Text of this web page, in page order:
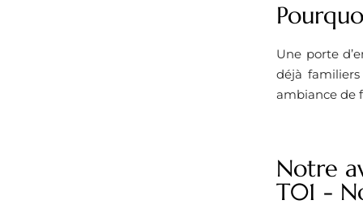
Une porte
déjà
ambiance de
Notre
T01 -